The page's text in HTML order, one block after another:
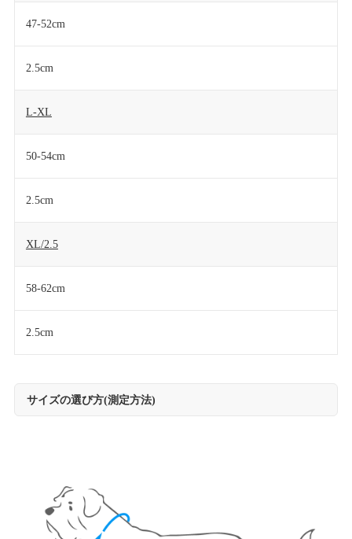
47-52cm
2.5cm
L-XL
50-54cm
2.5cm
XL/2.5
58-62cm
2.5cm
サイズの選び方(測定方法)